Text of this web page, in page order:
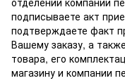
подписываете акт
подтверждаете факт
Вашему заказу, а
товара, его
магазину и компании